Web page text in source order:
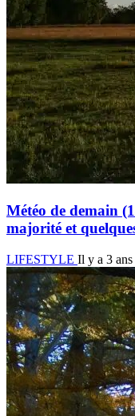
Météo de demain
majorité et
LIFESTYLE Il y a 3 ans